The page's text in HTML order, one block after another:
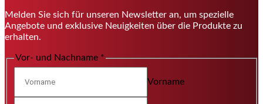
Melden Sie sich für unseren Newsletter an, um spezielle
Angebote und exklusive Neuigkeiten über die Produkte zu
erhalten.
Vor- und Nachname *
Vorname